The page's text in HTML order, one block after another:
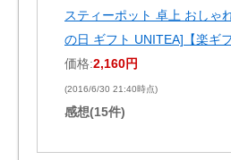
スティーポット 卓上 おしゃ
の日 ギフト UNITEA]【楽ギ
価格:2,160円
(2016/6/30 21:40時点)
感想(15件)